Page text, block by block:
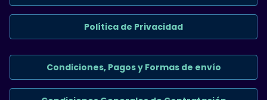
Política de Privacidad
Condiciones, Pagos y Formas de envío